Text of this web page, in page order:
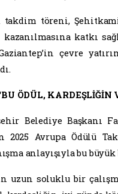
Konseyi
layık görüldü.
çalışmalar